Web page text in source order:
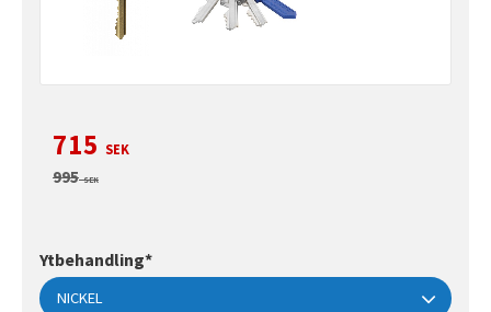
Nedsatt pris:
715 SEK
Ordinarie pris:
995SEK
Ytbehandling*